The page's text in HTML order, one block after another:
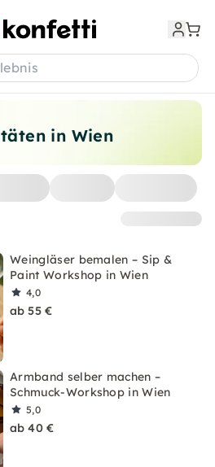
in Wien
Weingläser bemalen – Sip &
Paint Workshop in Wien
4,0
ab 55 €
Armband selber machen –
Schmuck-Workshop in Wien
5,0
ab 40 €